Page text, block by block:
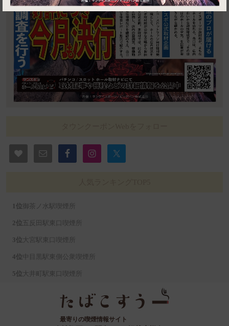
御茶ノ水駅喫煙所
五反田駅東口喫煙所
大宮駅東口喫煙所
中目黒駅東側公衆喫煙所
大井町駅東口喫煙所
最寄りの喫煙情報サイト